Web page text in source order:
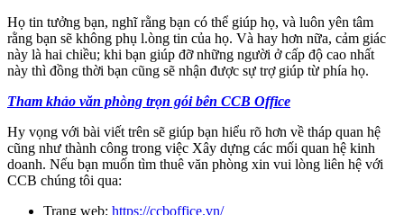
Họ tin tưởng bạn, nghĩ rằng bạn có thể giúp họ, và luôn yên tâm
rằng bạn sẽ không phụ l.òng tin của họ. Và hay hơn nữa, cảm giác
này là hai chiều; khi bạn giúp đỡ những người ở cấp độ cao nhất
này thì đồng thời bạn cũng sẽ nhận được sự trợ giúp từ phía họ.
Tham khảo văn phòng trọn gói bên CCB Office
Hy vọng với bài viết trên sẽ giúp bạn hiểu rõ hơn về tháp quan hệ
cũng như thành công trong việc Xây dựng các mối quan hệ kinh
doanh. Nếu bạn muốn tìm thuê văn phòng xin vui lòng liên hệ với
CCB chúng tôi qua:
Trang web: https://ccboffice.vn/